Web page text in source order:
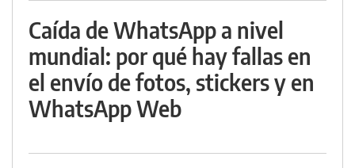
Caída de WhatsApp a nivel
mundial: por qué hay fallas en
el envío de fotos, stickers y en
WhatsApp Web